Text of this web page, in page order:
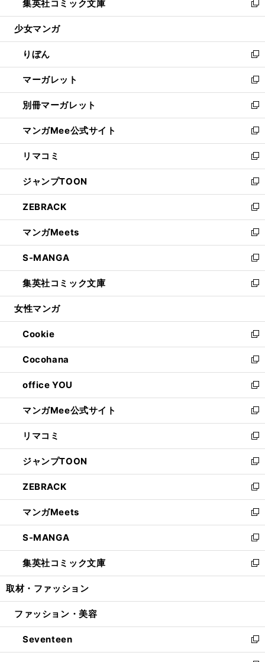
く
で
開
ド
ウ
開
く
ィ
ン
ウ
で
開
く
い
ウ
ン
ド
ウ
で
開
く
集英社コミック文庫
新
し
ウ
ィ
ン
ド
ウ
で
開
く
少女マンガ
りぼん
新
し
い
ウ
ィ
ン
ド
ウ
で
開
く
マーガレット
新
し
い
ウ
ィ
ン
ド
ウ
で
開
く
別冊マーガレット
新
し
い
ウ
ィ
ン
ド
ウ
で
開
く
マンガMee公式サイト
新
し
い
ウ
ィ
ン
ド
ウ
で
開
く
リマコミ
新
し
い
ウ
ィ
ン
ド
ウ
で
開
く
ジャンプTOON
新
し
い
ウ
ィ
ン
ド
ウ
で
開
ZEBRACK
新
し
い
ウ
ィ
ン
ド
ウ
開
く
マンガMeets
新
し
い
ウ
ィ
ン
ウ
で
開
く
S-MANGA
新
し
い
ウ
ン
ド
ウ
で
開
く
集英社コミック文庫
新
し
ウ
ィ
ン
ド
ウ
で
開
く
女性マンガ
Cookie
新
し
い
ウ
ィ
ン
ド
ウ
で
開
く
Cocohana
新
し
い
ウ
ィ
ン
ド
ウ
で
開
く
office YOU
新
し
い
ウ
ィ
ン
ド
ウ
で
開
く
マンガMee公式サイト
新
し
い
ウ
ィ
ン
ド
ウ
で
開
く
リマコミ
新
し
い
ウ
ィ
ン
ド
ウ
で
開
く
ジャンプTOON
新
し
い
ウ
ィ
ン
ド
ウ
で
開
ZEBRACK
新
し
い
ウ
ィ
ン
ド
ウ
開
マンガMeets
新
し
い
ウ
ィ
ン
ウ
開
く
S-MANGA
新
し
い
ウ
ン
ウ
で
開
集英社コミック文庫
新
し
ウ
ン
ド
ウ
取材・ファッション
ファッション・美容
Seventeen
新
し